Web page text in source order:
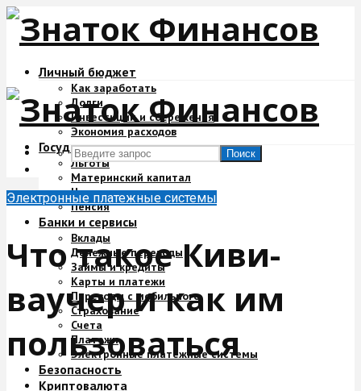
Личный бюджет
Как заработать
Долги
Инвестиции и сбережения
Экономия расходов
Государство и деньги
Льготы
Материнский капитал
Налоги
Пенсия
Банки и сервисы
Вклады
Денежные переводы
Займы и кредиты
Карты и платежи
Переводы с мобильного
Страхование
Счета
Платежи
Электронные платежные системы
Безопасность
Криптовалюта
Поиск
Электронные платежные системы
Что такое Киви-
ваучер и как им
пользоваться